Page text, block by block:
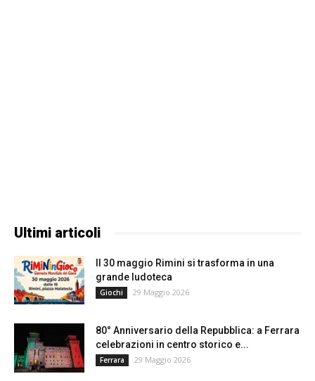
Ultimi articoli
Il 30 maggio Rimini si trasforma in una
grande ludoteca
Giochi 29 Maggio 2026
80° Anniversario della Repubblica: a Ferrara
celebrazioni in centro storico e...
Ferrara 29 Maggio 2026